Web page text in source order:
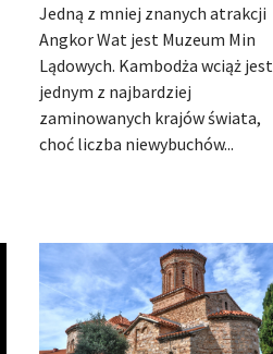
Jedną z mniej znanych atrakcji
Angkor Wat jest Muzeum Min
Lądowych. Kambodża wciąż jest
jednym z najbardziej
zaminowanych krajów świata,
choć liczba niewybuchów...